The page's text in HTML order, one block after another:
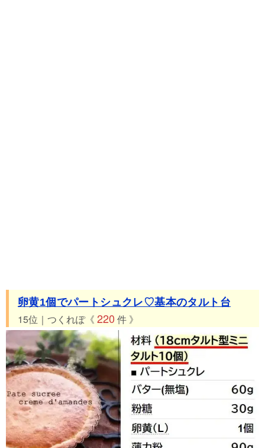
卵黄1個でパートシュクレ♡基本のタルト台
15位｜つくれぽ《 220 件 》